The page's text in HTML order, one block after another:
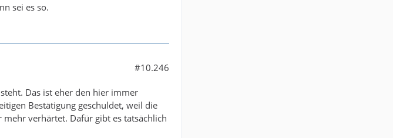
sei es so.
#10.246
Das ist eher den hier immer
Bestätigung geschuldet, weil die
verhärtet. Dafür gibt es tatsächlich